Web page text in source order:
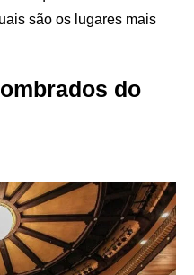
são os lugares mais
do